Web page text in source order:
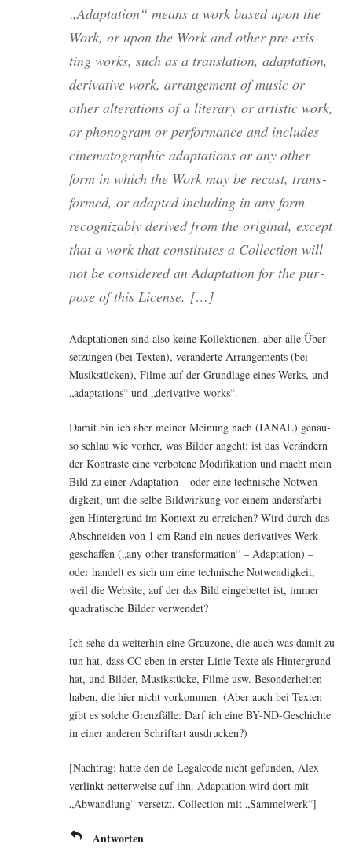
„Adapt­a­ti­on“ means a work based upon the
Work, or upon the Work and other pre-exis­
ting works, such as a trans­la­ti­on, adapt­a­ti­on,
deri­va­ti­ve work, arran­ge­ment of music or
other altera­ti­ons of a lite­ra­ry or artis­tic work,
or pho­no­gram or per­for­mance and includes
cine­ma­to­gra­phic adapt­a­ti­ons or any other
form in which the Work may be recast, trans­
for­med, or adapt­ed inclu­ding in any form
reco­gniz­ab­ly deri­ved from the ori­gi­nal, except
that a work that con­sti­tu­tes a Coll­ec­tion will
not be con­side­red an Adapt­a­ti­on for the pur­
po­se of this License. […]
Adapt­a­tio­nen sind also kei­ne Kol­lek­tio­nen, aber alle Über­
set­zun­gen (bei Tex­ten), ver­än­der­te Arran­ge­ments (bei
Musik­stü­cken), Fil­me auf der Grund­la­ge eines Werks, und
„adapt­a­ti­ons“ und „deri­va­ti­ve works“.
Damit bin ich aber mei­ner Mei­nung nach (IANAL) genau­
so schlau wie vor­her, was Bil­der angeht: ist das Ver­än­dern
der Kon­tras­te eine ver­bo­te­ne Modi­fi­ka­ti­on und macht mein
Bild zu einer Adapt­a­ti­on – oder eine tech­ni­sche Not­wen­
dig­keit, um die sel­be Bild­wir­kung vor einem anders­far­bi­
gen Hin­ter­grund im Kon­text zu errei­chen? Wird durch das
Abschnei­den von 1 cm Rand ein neu­es deri­va­ti­ves Werk
geschaf­fen („any other trans­for­ma­ti­on“ – Adapt­a­ti­on) –
oder han­delt es sich um eine tech­ni­sche Not­wen­dig­keit,
weil die Web­site, auf der das Bild ein­ge­bet­tet ist, immer
qua­dra­ti­sche Bil­der verwendet?
Ich sehe da wei­ter­hin eine Grau­zo­ne, die auch was damit zu
tun hat, dass CC eben in ers­ter Linie Tex­te als Hin­ter­grund
hat, und Bil­der, Musik­stü­cke, Fil­me usw. Beson­der­hei­ten
haben, die hier nicht vor­kom­men. (Aber auch bei Tex­ten
gibt es sol­che Grenz­fäl­le: Darf ich eine BY-ND-Geschich­te
in einer ande­ren Schrift­art ausdrucken?)
[Nach­trag: hat­te den de-Legal­code nicht gefun­den, Alex
ver­linktnet­ter­wei­se auf ihn. Adapt­a­ti­on wird dort mit
„Abwand­lung“ ver­setzt, Coll­ec­tion mit „Sam­mel­werk“]
Antworten